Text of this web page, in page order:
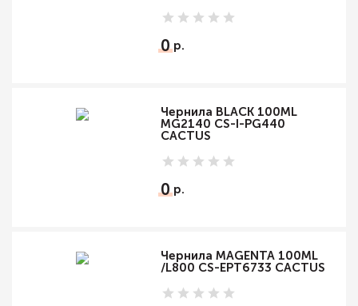
0
Чернила BLACK 100ML
MG2140 CS-I-PG440
CACTUS
0
Чернила MAGENTA 100ML
/L800 CS-EPT6733 CACTUS